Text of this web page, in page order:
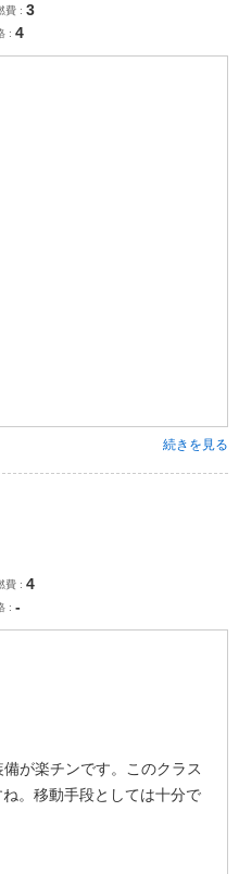
費 3
4
続きを見る
費 4
-
が楽チンです。このクラス
。移動手段としては十分で